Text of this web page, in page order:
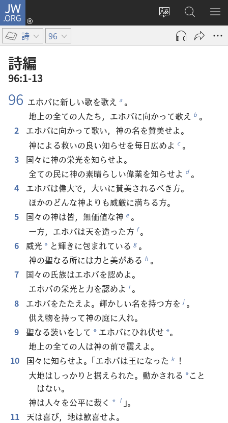
JW.ORG
サ
ト
え
る
ロ
グ
ン
で
開
く）
JW.ORG
の
検
メ
を
詩 96
詩編
96:1-13
96 エホバに新しい歌を歌え a 。
地上の全ての人たち，エホバに向かって歌え b 。
2
エホバに向かって歌い，神の名を賛美せよ。
神による救いの良い知らせを毎日広めよ c 。
3
国々に神の栄光を知らせよ。
全ての民に神の素晴らしい偉業を知らせよ d 。
4
エホバは偉大で，大いに賛美されるべき方。
ほかのどんな神よりも威厳に満ちる方。
5
国々の神は皆，無価値な神 e 。
一方，エホバは天を造った方 f 。
6
威光 * と輝きに包まれている g 。
神の聖なる所には力と美がある h 。
7
国々の氏族はエホバを認めよ。
エホバの栄光と力を認めよ i 。
8
エホバをたたえよ。輝かしい名を持つ方を j 。
供え物を持って神の庭に入れ。
9
聖なる装いをして * エホバにひれ伏せ *。
地上の全ての人は神の前で震えよ。
10
国々に知らせよ。「エホバは王になった k
！
大地はしっかりと据えられた。動かされる *こと
はない。
神は人々を公平に裁く * l 」。
11
天は喜び，地は歓喜せよ。